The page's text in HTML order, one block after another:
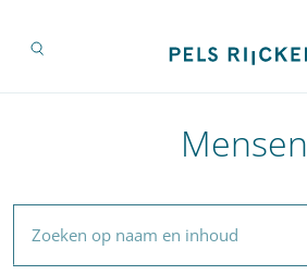
Mensen
Zoeken op naam en inhoud